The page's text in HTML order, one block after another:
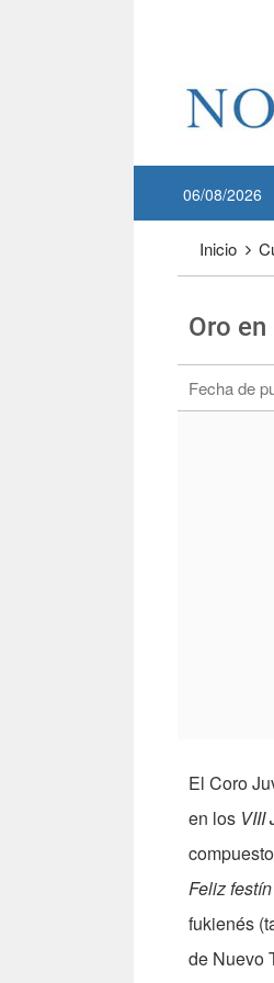
06/08/2026
Inicio
Oro en
Fecha de
El Coro
en los VIII
Feliz festín
fukienés
de Nuevo